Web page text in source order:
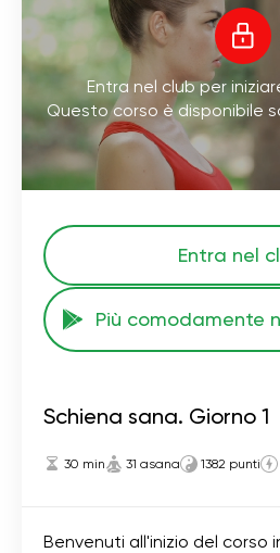
Entra nel club per
Questo corso è disponibile
Entra nel
Più comodamente
Schiena sana. Giorno 1
30 min 31 asana 1382 punti
Benvenuti all'inizio del corso